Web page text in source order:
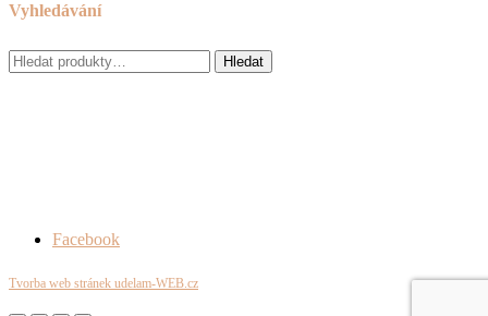
Vyhledávání
Hledat: Hledat
Facebook
Tvorba web stránek udelam-WEB.cz